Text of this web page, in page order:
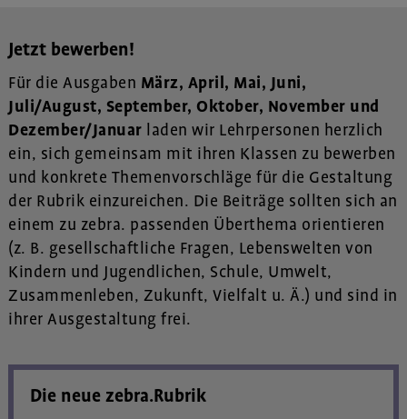
Jetzt bewerben!
Für die Ausgaben März, April, Mai, Juni,
Juli/August, September, Oktober, November und
Dezember/Januar laden wir Lehrpersonen herzlich
ein, sich gemeinsam mit ihren Klassen zu bewerben
und konkrete Themenvorschläge für die Gestaltung
der Rubrik einzureichen. Die Beiträge sollten sich an
einem zu zebra. passenden Überthema orientieren
(z. B. gesellschaftliche Fragen, Lebenswelten von
Kindern und Jugendlichen, Schule, Umwelt,
Zusammenleben, Zukunft, Vielfalt u. Ä.) und sind in
ihrer Ausgestaltung frei.
Die neue zebra.Rubrik